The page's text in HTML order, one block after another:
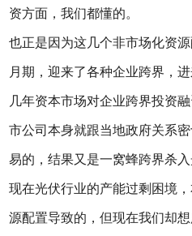
资方面，我们都懂的。
也正是因为这几个非市场化资
月期，迎来了各种企业跨界，
几年资本市场对企业跨界投资
市公司本身就跟当地政府关系
易的，结果又是一窝蜂跨界杀入
现在光伏行业的产能过剩困境
源配置导致的，但现在我们却